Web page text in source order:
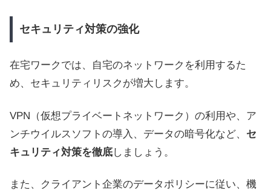
セキュリティ対策の強化
在宅ワークでは、自宅のネットワークを利用するた
め、セキュリティリスクが増大します。
VPN（仮想プライベートネットワーク）の利用や、ア
ンチウイルスソフトの導入、データの暗号化など、 セ
キュリティ対策を徹底しましょう。
また、クライアント企業のデータポリシーに従い、機